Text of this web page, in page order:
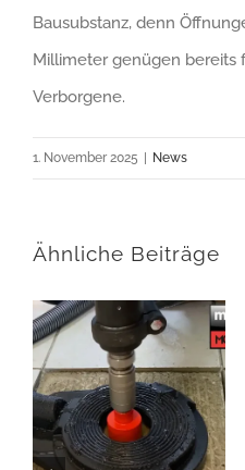
Bausubstanz, denn
Millimeter genügen bereits
Verborgene.
1. November 2025 | News
Ähnliche Beiträge